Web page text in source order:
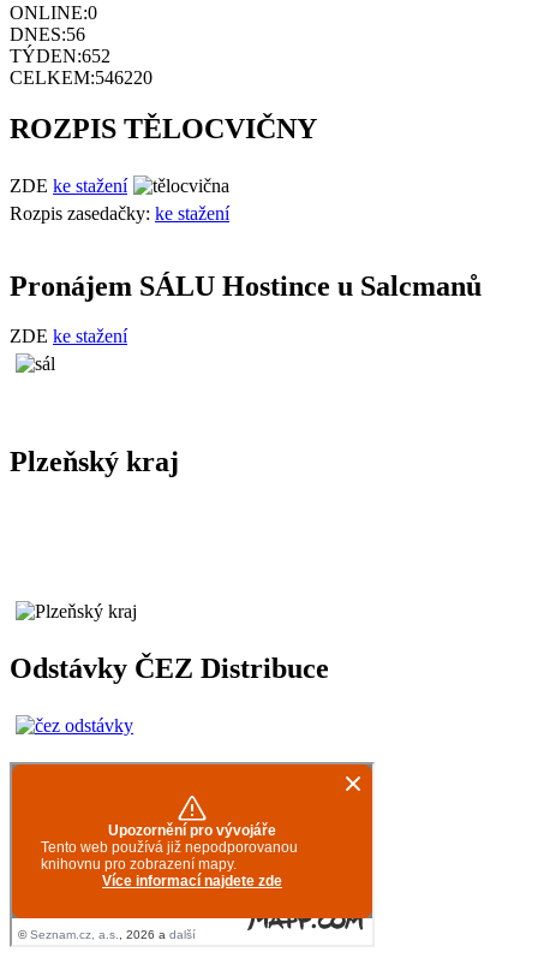
ONLINE:0
DNES:56
TÝDEN:652
CELKEM:546220
ROZPIS TĚLOCVIČNY
ZDE ke stažení
Rozpis zasedačky: ke stažení
Pronájem SÁLU Hostince u Salcmanů
ZDE ke stažení
Plzeňský kraj
Odstávky ČEZ Distribuce